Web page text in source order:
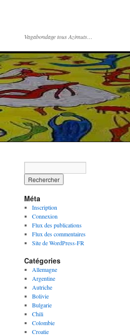
Vagabondage tous Azimuts…
Méta
Inscription
Connexion
Flux des publications
Flux des commentaires
Site de WordPress-FR
Catégories
Allemagne
Argentine
Autriche
Bolivie
Bulgarie
Chili
Colombie
Croatie